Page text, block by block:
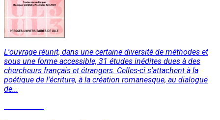
L'ouvrage réunit, dans une certaine diversité de méthodes et
sous une forme accessible, 31 études inédites dues à des
chercheurs français et étrangers. Celles-ci s'attachent à la
poétique de l'écriture, à la création romanesque, au dialogue
de...